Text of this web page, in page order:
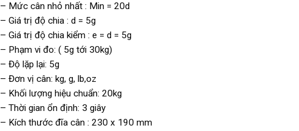
– Mức cân nhỏ nhất : Min = 20d
– Giá trị độ chia : d = 5g
– Giá trị độ chia kiểm : e = d = 5g
– Phạm vi đo: ( 5g tới 30kg)
– Độ lặp lại: 5g
– Đơn vị cân: kg, g, lb,oz
– Khối lượng hiệu chuẩn: 20kg
– Thời gian ổn định: 3 giây
– Kích thước đĩa cân : 230 x 190 mm